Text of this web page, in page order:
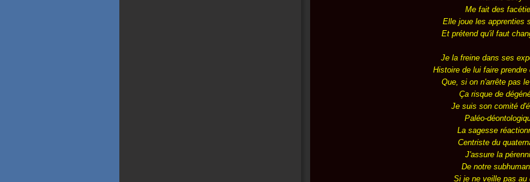
Me fait des
Elle joue les apprenties
Et prétend qu'il faut
Je la freine dans ses
Histoire de lui faire prendre
Que, si on n'arrête pas
Ça risque de
Je suis son comité
Paléo-
La sagesse
Centriste du
J'assure la
De notre
Si je ne veille pas au